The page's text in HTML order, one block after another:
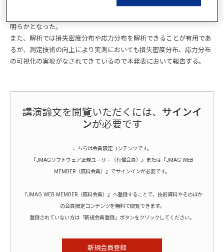
明らかとなった。
また、解析では損失密度分布や応力分布を解析できることが有用であ
るが、測定技術の向上により実測においても損失密度分布、応力分布
の可視化の実現がなされてきているので本発表において報告する。
講演論文を閲覧いただくには、 サインイ
ンが必要です
こちらは会員限定コンテンツです。
『JMAGソフトウェア正規ユーザー（有償会員）』または『JMAG WEB
MEMBER（無料会員）』でサインインが必要です。
『JMAG WEB MEMBER（無料会員）』へ登録することで、技術資料やそのほか
の会員限定コンテンツを無料で閲覧できます。
登録されていない方は「新規会員登録」ボタンをクリックしてください。
新規会員登録